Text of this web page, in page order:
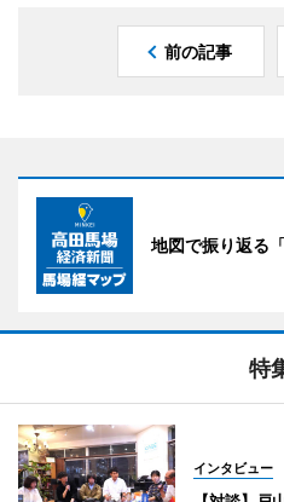
前の記事
地図で振り返る
特
インタビュー